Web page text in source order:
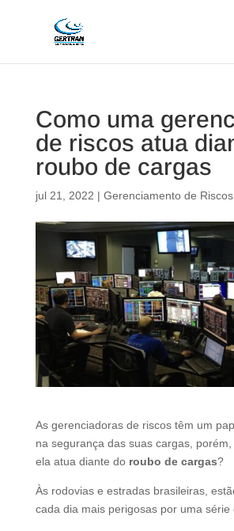
Como uma
de riscos atua
roubo de cargas
jul 21, 2022 | Gerenciamento de Riscos
As gerenciadoras de riscos têm um
na segurança das suas cargas,
ela atua diante do roubo de cargas?
Às rodovias e estradas brasileiras,
cada dia mais perigosas por uma série